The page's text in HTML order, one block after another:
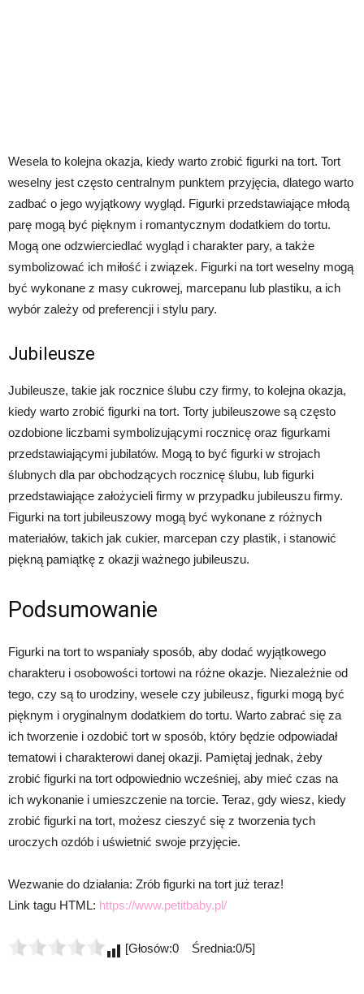
Wesela to kolejna okazja, kiedy warto zrobić figurki na tort. Tort
weselny jest często centralnym punktem przyjęcia, dlatego warto
zadbać o jego wyjątkowy wygląd. Figurki przedstawiające młodą
parę mogą być pięknym i romantycznym dodatkiem do tortu.
Mogą one odzwierciedlać wygląd i charakter pary, a także
symbolizować ich miłość i związek. Figurki na tort weselny mogą
być wykonane z masy cukrowej, marcepanu lub plastiku, a ich
wybór zależy od preferencji i stylu pary.
Jubileusze
Jubileusze, takie jak rocznice ślubu czy firmy, to kolejna okazja,
kiedy warto zrobić figurki na tort. Torty jubileuszowe są często
ozdobione liczbami symbolizującymi rocznicę oraz figurkami
przedstawiającymi jubilatów. Mogą to być figurki w strojach
ślubnych dla par obchodzących rocznicę ślubu, lub figurki
przedstawiające założycieli firmy w przypadku jubileuszu firmy.
Figurki na tort jubileuszowy mogą być wykonane z różnych
materiałów, takich jak cukier, marcepan czy plastik, i stanowić
piękną pamiątkę z okazji ważnego jubileuszu.
Podsumowanie
Figurki na tort to wspaniały sposób, aby dodać wyjątkowego
charakteru i osobowości tortowi na różne okazje. Niezależnie od
tego, czy są to urodziny, wesele czy jubileusz, figurki mogą być
pięknym i oryginalnym dodatkiem do tortu. Warto zabrać się za
ich tworzenie i ozdobić tort w sposób, który będzie odpowiadał
tematowi i charakterowi danej okazji. Pamiętaj jednak, żeby
zrobić figurki na tort odpowiednio wcześniej, aby mieć czas na
ich wykonanie i umieszczenie na torcie. Teraz, gdy wiesz, kiedy
zrobić figurki na tort, możesz cieszyć się z tworzenia tych
uroczych ozdób i uświetnić swoje przyjęcie.
Wezwanie do działania: Zrób figurki na tort już teraz!
Link tagu HTML: https://www.petitbaby.pl/
[Głosów:0 Średnia:0/5]